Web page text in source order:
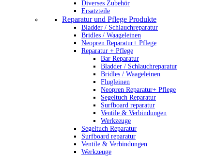
Diverses Zubehör
Ersatzteile
Reparatur und Pflege Produkte
Bladder / Schlauchreparatur
Bridles / Waageleinen
Neopren Reparatur+ Pflege
Reparatur + Pflege
Bar Reparatur
Bladder / Schlauchreparatur
Bridles / Waageleinen
Flugleinen
Neopren Reparatur+ Pflege
Segeltuch Reparatur
Surfboard reparatur
Ventile & Verbindungen
Werkzeuge
Segeltuch Reparatur
Surfboard reparatur
Ventile & Verbindungen
Werkzeuge